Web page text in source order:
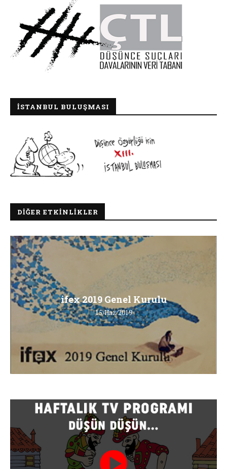
İSTANBUL BULUŞMASI
DIĞER ETKINLIKLER
ifex 2019 Genel Kurulu
15/Haz/2019